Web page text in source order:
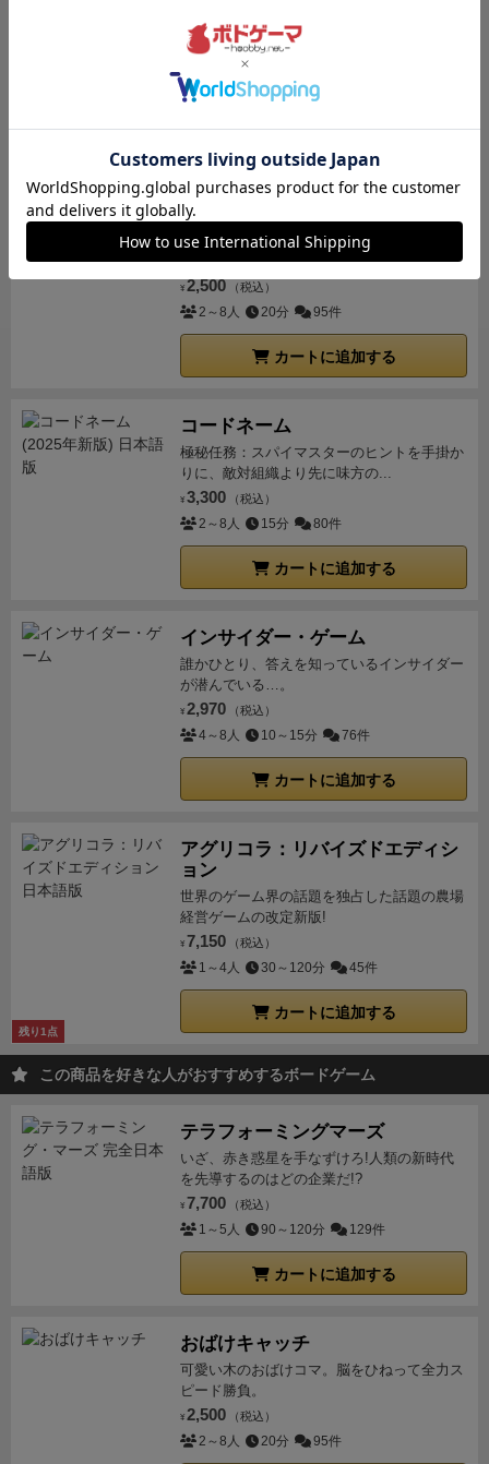
・読みも大事だが、トークンの数字など運要
・どのトークンか何番だったかを覚えてお
かないといけないので、記憶力も大事。
る。・安いのでかなりコスパがいい。・入れ箱が缶な
のがいい。・サイズも片手に乗るくらいでコンパク
ト。・入れ箱でそのまま遊べるスタイルなのもい
い。・ゲーム終了時、箱の中にトークンが落とされ
ているので片付けが楽。【不満点】・早々に負けたら
待ち時間が長い。・赤とオレンジの色チップの視認性
パンツ履いてるのがオレンジと覚えよう。
飛び込み台を超えると相手の色を当てないといけなく
っている。これを利用して一発逆転も全然狙える。コ
スパがよく、重宝するゲームだと思う。
あなたの手でワイナリーを復興させよう！
ワイナリー経営がテーマのワー...
¥ 7,920
1～6人 45～90分
おばけキャッチ
可愛い木のおばけコマ。脳をひねって全力ス
ピード勝負。
¥ 2,500 （税込）
2～8人 20分 95件
カートに追加する
コードネーム
極秘任務：スパイマスターのヒントを手掛か
りに、敵対組織より先に味方の...
¥ 3,300 （税込）
2～8人 15分 80件
カートに追加する
インサイダー・ゲーム
誰かひとり、答えを知っているインサイダー
が潜んでいる…。
¥ 2,970 （税込）
4～8人 10～15分 76件
カートに追加する
残り1点
アグリコラ：リバイズドエディシ
ョン
世界のゲーム界の話題を独占した話題の農場
経営ゲームの改定新版!
¥ 7,150 （税込）
1～4人 30～120分 45件
カートに追加する
この商品を好きな人がおすすめするボードゲーム
テラフォーミングマーズ
いざ、赤き惑星を手なずけろ!人類の新時代
を先導するのはどの企業だ!?
¥ 7,700 （税込）
1～5人 90～120分 129件
カートに追加する
おばけキャッチ
可愛い木のおばけコマ。脳をひねって全力ス
ピード勝負。
¥ 2,500 （税込）
2～8人 20分 95件